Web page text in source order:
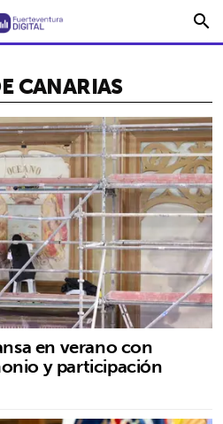
search
CANARIAS
en verano con
y participación